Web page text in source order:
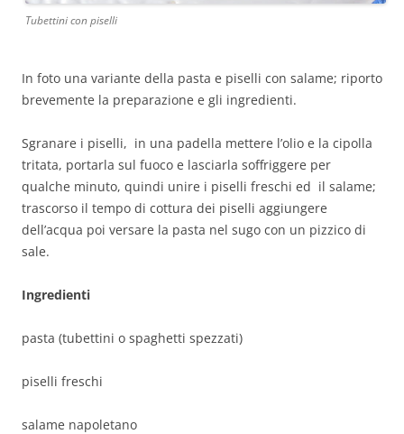
Tubettini con piselli
In foto una variante della pasta e piselli con salame; riporto
brevemente la preparazione e gli ingredienti.
Sgranare i piselli, in una padella mettere l’olio e la cipolla
tritata, portarla sul fuoco e lasciarla soffriggere per
qualche minuto, quindi unire i piselli freschi ed il salame;
trascorso il tempo di cottura dei piselli aggiungere
dell’acqua poi versare la pasta nel sugo con un pizzico di
sale.
Ingredienti
pasta (tubettini o spaghetti spezzati)
piselli freschi
salame napoletano